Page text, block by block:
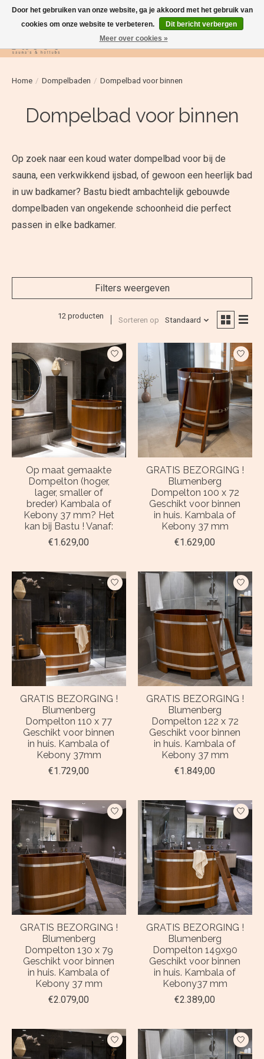
Verlanglijst
Home / Dompelbaden / Dompelbad voor binnen
Dompelbad voor binnen
Op zoek naar een koud water dompelbad voor bij de
sauna, een verkwikkend ijsbad, of gewoon een heerlijk bad
in uw badkamer? Bastu biedt ambachtelijk gebouwde
dompelbaden van ongekende schoonheid die perfect
passen in elke badkamer.
Filters weergeven
12 producten Sorteren op Standaard
Op maat gemaakte
Dompelton (hoger,
lager, smaller of
breder) Kambala of
Kebony 37 mm? Het
kan bij Bastu ! Vanaf:
€1.629,00
GRATIS BEZORGING !
Blumenberg
Dompelton 100 x 72
Geschikt voor binnen
in huis. Kambala of
Kebony 37 mm
€1.629,00
GRATIS BEZORGING !
Blumenberg
Dompelton 110 x 77
Geschikt voor binnen
in huis. Kambala of
Kebony 37mm
€1.729,00
GRATIS BEZORGING !
Blumenberg
Dompelton 122 x 72
Geschikt voor binnen
in huis. Kambala of
Kebony 37 mm
€1.849,00
GRATIS BEZORGING !
Blumenberg
Dompelton 130 x 79
Geschikt voor binnen
in huis. Kambala of
Kebony 37 mm
€2.079,00
GRATIS BEZORGING !
Blumenberg
Dompelton 149x90
Geschikt voor binnen
in huis. Kambala of
Kebony37 mm
€2.389,00
Door het gebruiken van onze website, ga je akkoord met het gebruik van
cookies om onze website te verbeteren.
Dit bericht verbergen
Meer over cookies »